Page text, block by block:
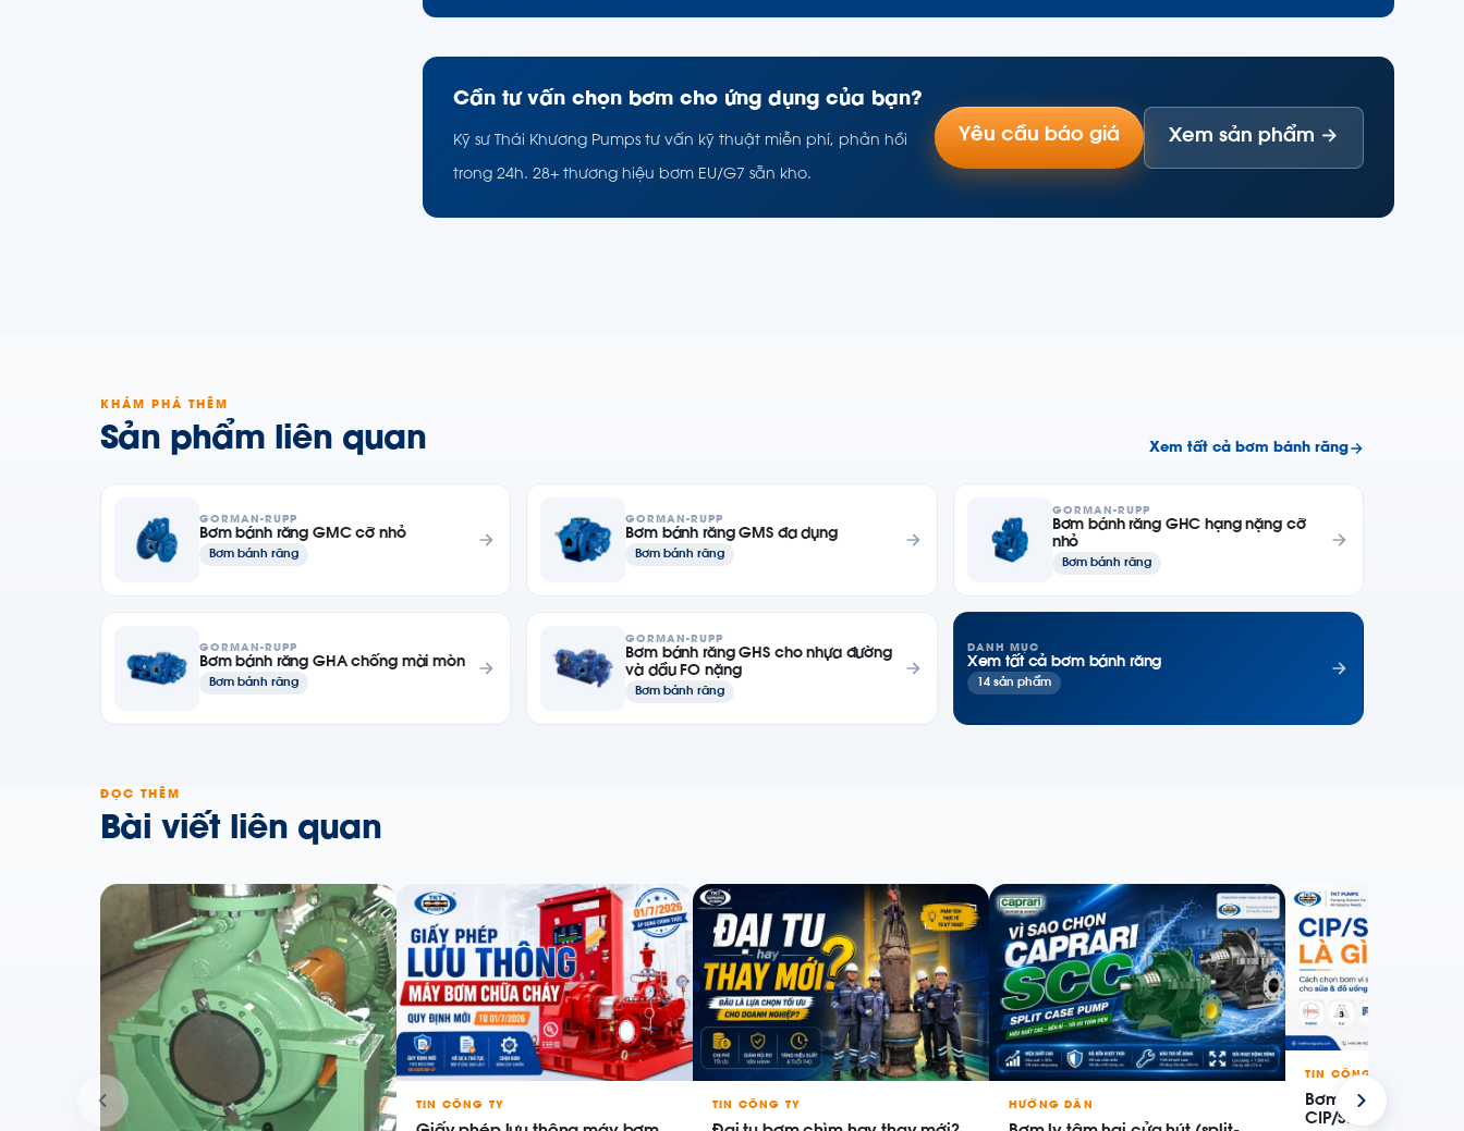
Cần tư vấn chọn bơm cho ứng dụng của bạn?
Kỹ sư Thái Khương Pumps tư vấn kỹ thuật miễn phí, phản hồi
trong 24h. 28+ thương hiệu bơm EU/G7 sẵn kho.
Yêu cầu báo giá Xem sản phẩm →
KHÁM PHÁ THÊM
Sản phẩm liên quan Xem tất cả bơm bánh răng
GORMAN-RUPP
Bơm bánh răng GMC cỡ nhỏ
Bơm bánh răng
GORMAN-RUPP
Bơm bánh răng GMS đa dụng
Bơm bánh răng
GORMAN-RUPP
Bơm bánh răng GHC hạng nặng cỡ
nhỏ
Bơm bánh răng
GORMAN-RUPP
Bơm bánh răng GHA chống mài mòn
Bơm bánh răng
GORMAN-RUPP
Bơm bánh răng GHS cho nhựa đường
và dầu FO nặng
Bơm bánh răng
DANH MỤC
Xem tất cả bơm bánh răng
14 sản phẩm
ĐỌC THÊM
Bài viết liên quan
TIN CÔNG TY TIN CÔNG TY HƯỚNG DẪN
TIN CÔNG TY
Bơm vi sinh cho
CIP/SIP và chọn